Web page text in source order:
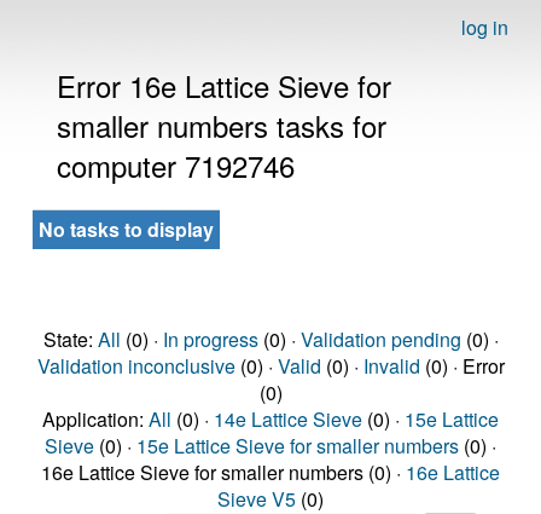
log in
Error 16e Lattice Sieve for
smaller numbers tasks for
computer 7192746
No tasks to display
State: All (0) · In progress(0) · Validation pending (0) ·
Validation inconclusive(0) · Valid (0) · Invalid (0) · Error
(0)
Application: All (0) · 14e Lattice Sieve (0) · 15e Lattice
Sieve (0) · 15e Lattice Sieve for smaller numbers (0) ·
16e Lattice Sieve for smaller numbers (0) · 16e Lattice
Sieve V5 (0)